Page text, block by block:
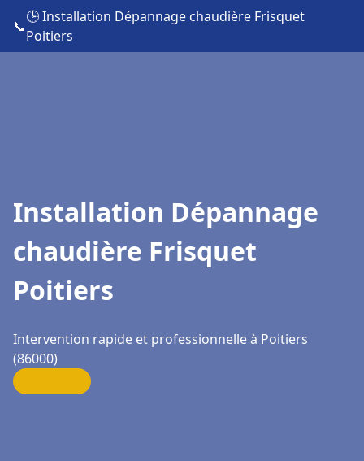
📞
🕒 Installation Dépannage chaudière Frisquet
Poitiers
Installation Dépannage
chaudière Frisquet
Poitiers
Intervention rapide et professionnelle à Poitiers
(86000)